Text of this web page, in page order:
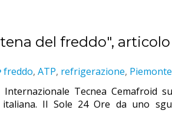
del freddo", articolo
Etichette:
freddo, ATP, refrigerazione, Piemonte
Tecnea Cemafroid
Il Sole 24 Ore da uno